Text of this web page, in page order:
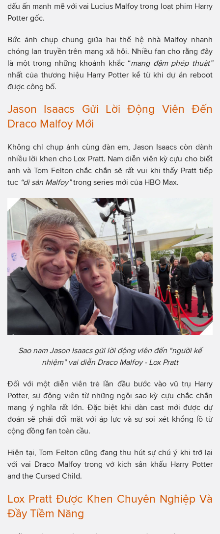
dấu ấn mạnh mẽ với vai Lucius Malfoy trong loạt phim Harry
Potter gốc.
Bức ảnh chụp chung giữa hai thế hệ nhà Malfoy nhanh
chóng lan truyền trên mạng xã hội. Nhiều fan cho rằng đây
là một trong những khoảnh khắc “mang đậm phép thuật”
nhất của thương hiệu Harry Potter kể từ khi dự án reboot
được công bố.
Jason Isaacs Gửi Lời Động Viên Đến
Draco Malfoy Mới
Không chỉ chụp ảnh cùng đàn em, Jason Isaacs còn dành
nhiều lời khen cho Lox Pratt. Nam diễn viên kỳ cựu cho biết
anh và Tom Felton chắc chắn sẽ rất vui khi thấy Pratt tiếp
tục “di sản Malfoy”trong series mới của HBO Max.
Sao nam Jason Isaacs gửi lời động viên đến "người kế
nhiệm" vai diễn Draco Malfoy - Lox Pratt
Đối với một diễn viên trẻ lần đầu bước vào vũ trụ Harry
Potter, sự động viên từ những ngôi sao kỳ cựu chắc chắn
mang ý nghĩa rất lớn. Đặc biệt khi dàn cast mới được dự
đoán sẽ phải đối mặt với áp lực và sự soi xét khổng lồ từ
cộng đồng fan toàn cầu.
Hiện tại, Tom Felton cũng đang thu hút sự chú ý khi trở lại
với vai Draco Malfoy trong vở kịch sân khấu Harry Potter
and the Cursed Child.
Lox Pratt Được Khen Chuyên Nghiệp Và
Đầy Tiềm Năng